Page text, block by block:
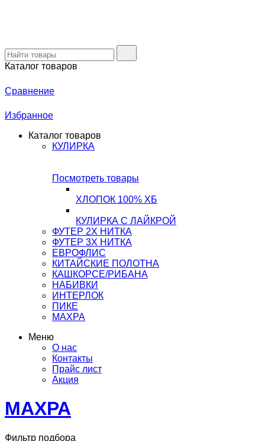
Каталог товаров
Сравнение
Избранное
Каталог товаров
КУЛИРКА
Посмотреть товары
ХЛОПОК 100% ХБ
КУЛИРКА С ЛАЙКРОЙ
ФУТЕР 2Х НИТКА
ФУТЕР 3Х НИТКА
ЕВРОФЛИС
КИТАЙСКИЕ ПОЛОТНА
КАШКОРСЕ/РИБАНА
НАБИВКИ
ИНТЕРЛОК
ПИКЕ
МАХРА
Меню
О нас
Контакты
Прайс лист
Акция
МАХРА
Фильтр подбора